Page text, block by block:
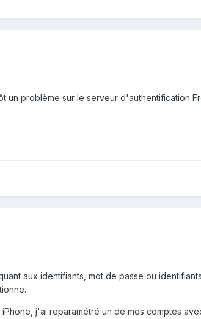
un problème sur le serveur d'authentification
aux identifiants, mot de passe ou
j'ai reparamétré un de mes comptes